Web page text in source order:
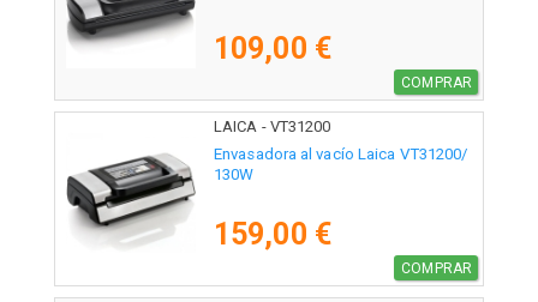
109,00 €
COMPRAR
LAICA - VT31200
Envasadora al vacío Laica VT31200/
130W
159,00 €
COMPRAR